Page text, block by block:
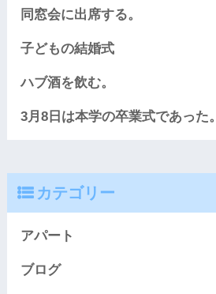
同窓会に出席する。
子どもの結婚式
ハブ酒を飲む。
3月8日は本学の卒業式であった。
カテゴリー
アパート
ブログ